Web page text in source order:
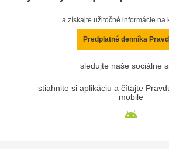
a získajte užitočné informácie na
Predplatné denníka
sledujte naše sociálne
stiahnite si aplikáciu a čítajte
mobile